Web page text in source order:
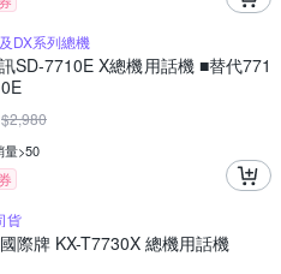
DX系列總機
SD-7710E X總機用話機 ■替代771
$2,980
量>50
券
貨
際牌 KX-T7730X 總機用話機